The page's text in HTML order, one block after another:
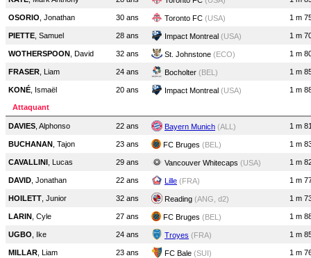
OSORIO , Jonathan 30 ans Toronto FC (USA) 1 m
PIETTE , Samuel 28 ans Impact Montreal (USA) 1 m
WOTHERSPOON , David 32 ans St. Johnstone (ECO) 1 m
FRASER , Liam 24 ans Bocholter (BEL) 1 m
KONÉ , Ismaël 20 ans Impact Montreal (USA) 1 m
Attaquant
DAVIES , Alphonso 22 ans Bayern Munich (ALL) 1 m
BUCHANAN , Tajon 23 ans FC Bruges (BEL) 1 m
CAVALLINI , Lucas 29 ans Vancouver Whitecaps (USA) 1 m
DAVID , Jonathan 22 ans Lille (FRA) 1 m
HOILETT , Junior 32 ans Reading (ANG, d2) 1 m
LARIN , Cyle 27 ans FC Bruges (BEL) 1 m
UGBO , Ike 24 ans Troyes (FRA) 1 m
MILLAR , Liam 23 ans FC Bale (SUI) 1 m